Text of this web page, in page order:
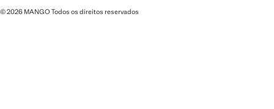
© 2026 MANGO Todos os direitos reservados